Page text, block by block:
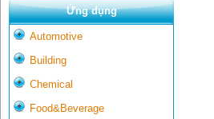
Ứng dụng
Automotive
Building
Chemical
Food&Beverage